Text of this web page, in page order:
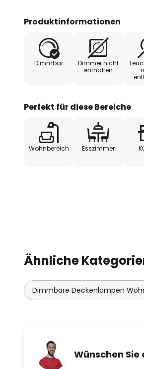
- extern
Produktinformationen
Dimmbar
Dimmer nicht
enthalten
Perfekt für diese Bereiche
Wohnbereich Esszimmer
Ähnliche
Dimmbare Deckenlampen
Wünschen Sie